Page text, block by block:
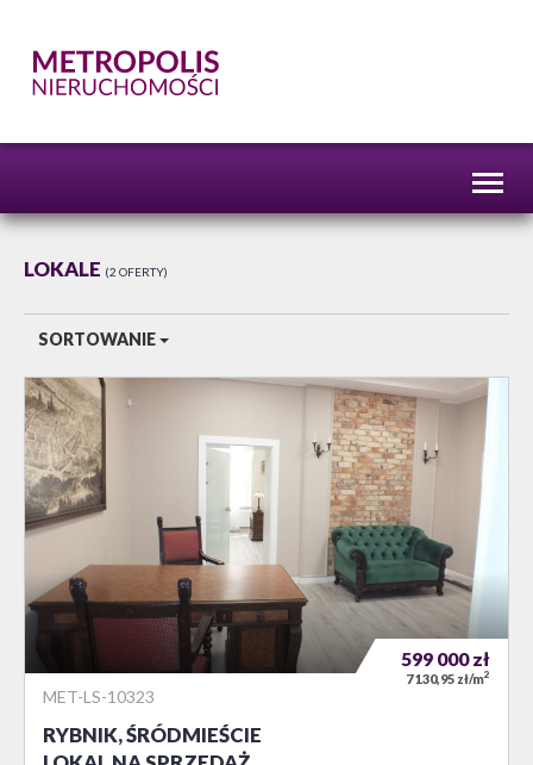
LOKALE 2 OFERTY
SORTOWANIE
MET-LS-10323
RYBNIK, ŚRÓDMIEŚCIE
599 000zł
7 130,95 zł/m2